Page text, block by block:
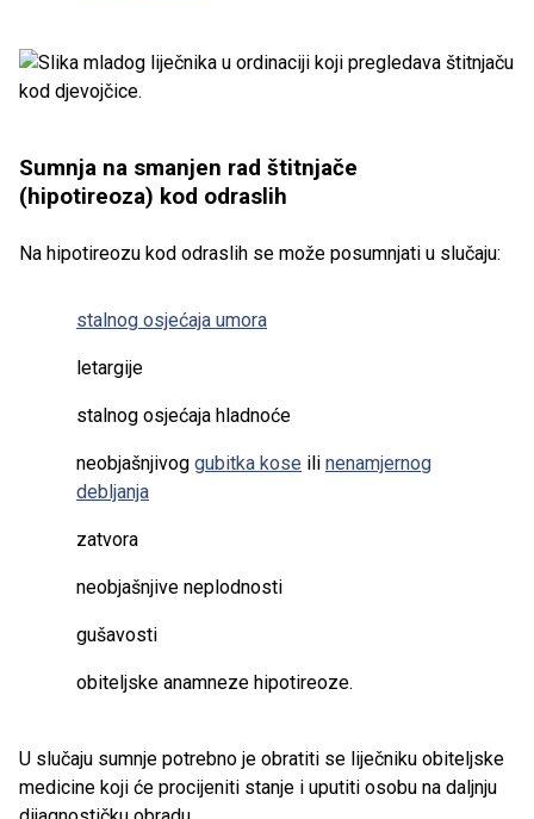
Sumnja na smanjen rad štitnjače
(hipotireoza) kod odraslih
Na hipotireozu kod odraslih se može posumnjati u slučaju:
stalnog osjećaja umora
letargije
stalnog osjećaja hladnoće
neobjašnjivog gubitka kose ili nenamjernog
debljanja
zatvora
neobjašnjive neplodnosti
gušavosti
obiteljske anamneze hipotireoze.
U slučaju sumnje potrebno je obratiti se liječniku obiteljske
medicine koji će procijeniti stanje i uputiti osobu na daljnju